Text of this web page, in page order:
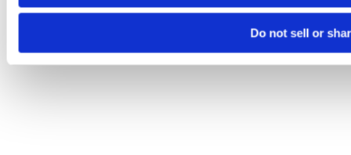
Do not sell or